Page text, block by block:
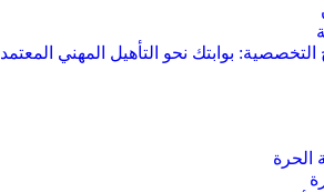
التخصصية: بوابتك نحو التأهيل المهني المعتمد
الحرة